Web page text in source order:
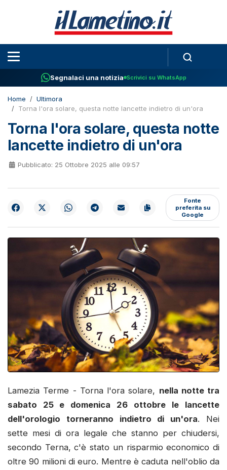
Segnalaci una notizia Scrivici su WhatsApp
Home
Ultimora
Torna l'ora solare, questa notte lancette indietro di un'ora
Torna l'ora solare, questa notte
lancette indietro di un'ora
Pubblicato: 25 Ottobre 2025 alle 09:57
Fonte
preferita su
Google
Lamezia Terme - Torna l'ora solare, nella notte tra
sabato 25 e domenica 26 ottobre
le lancette
dell'orologio torneranno indietro di un'ora. Nei
sette mesi di ora legale che stanno per chiudersi,
secondo Terna, c'è stato un risparmio economico di
oltre 90 milioni di euro. Mentre è caduta nell'oblio da